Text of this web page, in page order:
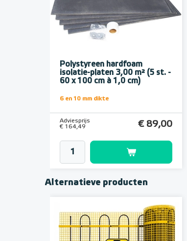
Polystyreen hardfoam
isolatie-platen 3,00 m² (5 st. -
60 x 100 cm à 1,0 cm)
6 en 10 mm dikte
Adviesprijs
€ 164,49
€ 89,00
Alternatieve producten